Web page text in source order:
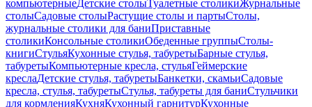
компьютерныеДетские столыТуалетные столикиЖурнальные
столыСадовые столыРастущие столы и партыСтолы,
журнальные столики для баниПриставные
столикиКонсольные столикиОбеденные группыСтолы-
книгиСтульяКухонные стулья, табуретыБарные стулья,
табуретыКомпьютерные кресла, стульяГеймерские
креслаДетские стулья, табуретыБанкетки, скамьиСадовые
кресла, стулья, табуретыСтулья, табуреты для баниСтульчики
для кормленияКухняКухонный гарнитурКухонные